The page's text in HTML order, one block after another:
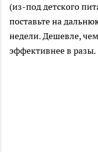
(из-под детского
поставьте на
недели. Дешевле,
эффективнее в разы.